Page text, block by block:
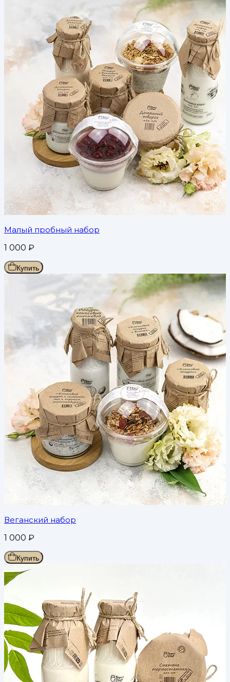
Малый пробный набор
1 000 ₽
Купить
Веганский набор
1 000 ₽
Купить